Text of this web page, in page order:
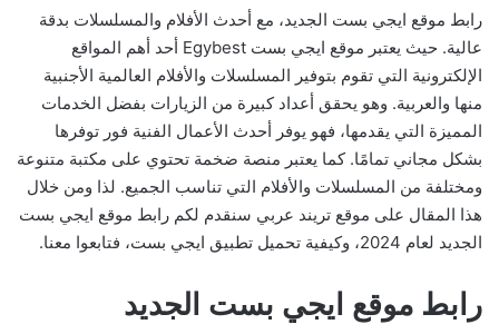
رابط موقع ايجي بست الجديد، مع أحدث الأفلام والمسلسلات بدقة
عالية. حيث يعتبر موقع ايجي بست Egybest أحد أهم المواقع
الإلكترونية التي تقوم بتوفير المسلسلات والأفلام العالمية الأجنبية
منها والعربية. وهو يحقق أعداد كبيرة من الزيارات بفضل الخدمات
المميزة التي يقدمها، فهو يوفر أحدث الأعمال الفنية فور توفرها
بشكل مجاني تمامًا. كما يعتبر منصة ضخمة تحتوي على مكتبة متنوعة
ومختلفة من المسلسلات والأفلام التي تناسب الجميع. لذا ومن خلال
هذا المقال على موقع تريند عربي سنقدم لكم رابط موقع ايجي بست
الجديد لعام 2024، وكيفية تحميل تطبيق ايجي بست، فتابعوا معنا.
رابط موقع ايجي بست الجديد